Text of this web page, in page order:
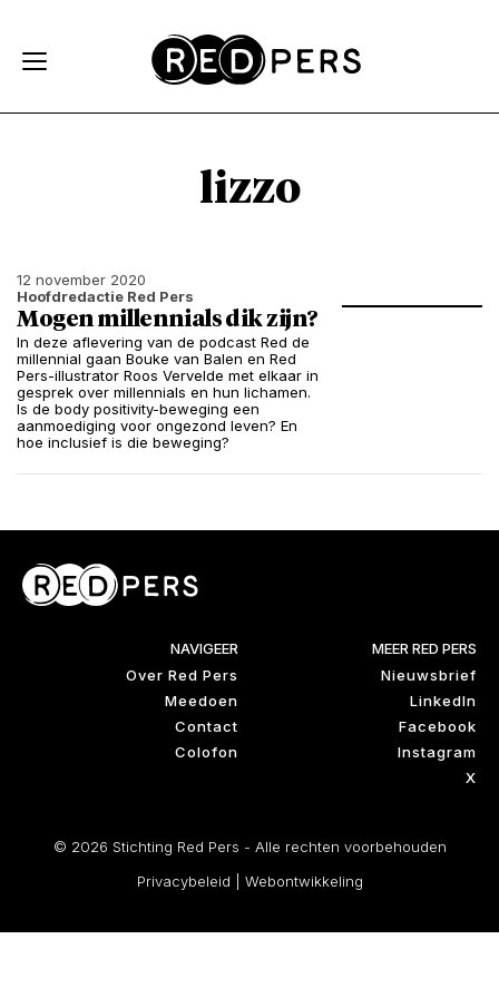
lizzo
12 november 2020
Hoofdredactie Red Pers
Mogen millennials dik zijn?
In deze aflevering van de podcast Red de
millennial gaan Bouke van Balen en Red
Pers-illustrator Roos Vervelde met elkaar in
gesprek over millennials en hun lichamen.
Is de body positivity-beweging een
aanmoediging voor ongezond leven? En
hoe inclusief is die beweging?
NAVIGEER
Over Red Pers
Meedoen
Contact
Colofon
MEER RED PERS
Nieuwsbrief
LinkedIn
Facebook
Instagram
X
© 2026 Stichting Red Pers - Alle rechten voorbehouden
Privacybeleid
Webontwikkeling